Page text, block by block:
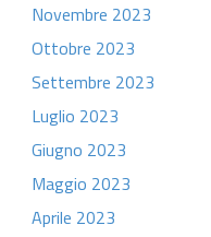
Novembre 2023
Ottobre 2023
Settembre 2023
Luglio 2023
Giugno 2023
Maggio 2023
Aprile 2023